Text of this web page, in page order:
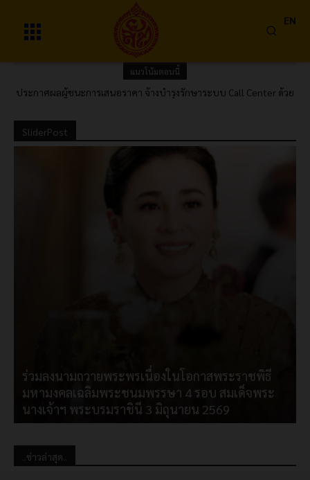
EN
แนวโน้มตอนนี้
ประกาศผลผู้ชนะการเสนอราคา จ้างบำรุงรักษาระบบ Call Center ด้วย
SliderPost
ร่วมลงนามถวายพระพรเนื่องในโอกาสพระราชพิธี
มหามงคลเฉลิมพระชนมพรรษา 4 รอบ สมเด็จพระ
นางเจ้าฯ พระบรมราชินี 3 มิถุนายน 2569
..ข่าวล่าสุด..